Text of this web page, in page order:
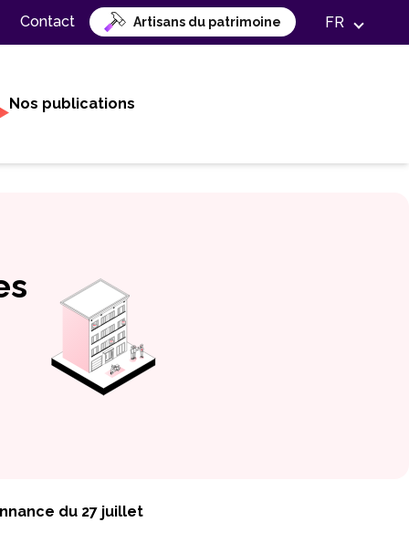
Contact Artisans du patrimoine FR
Nos publications
du 27 juillet